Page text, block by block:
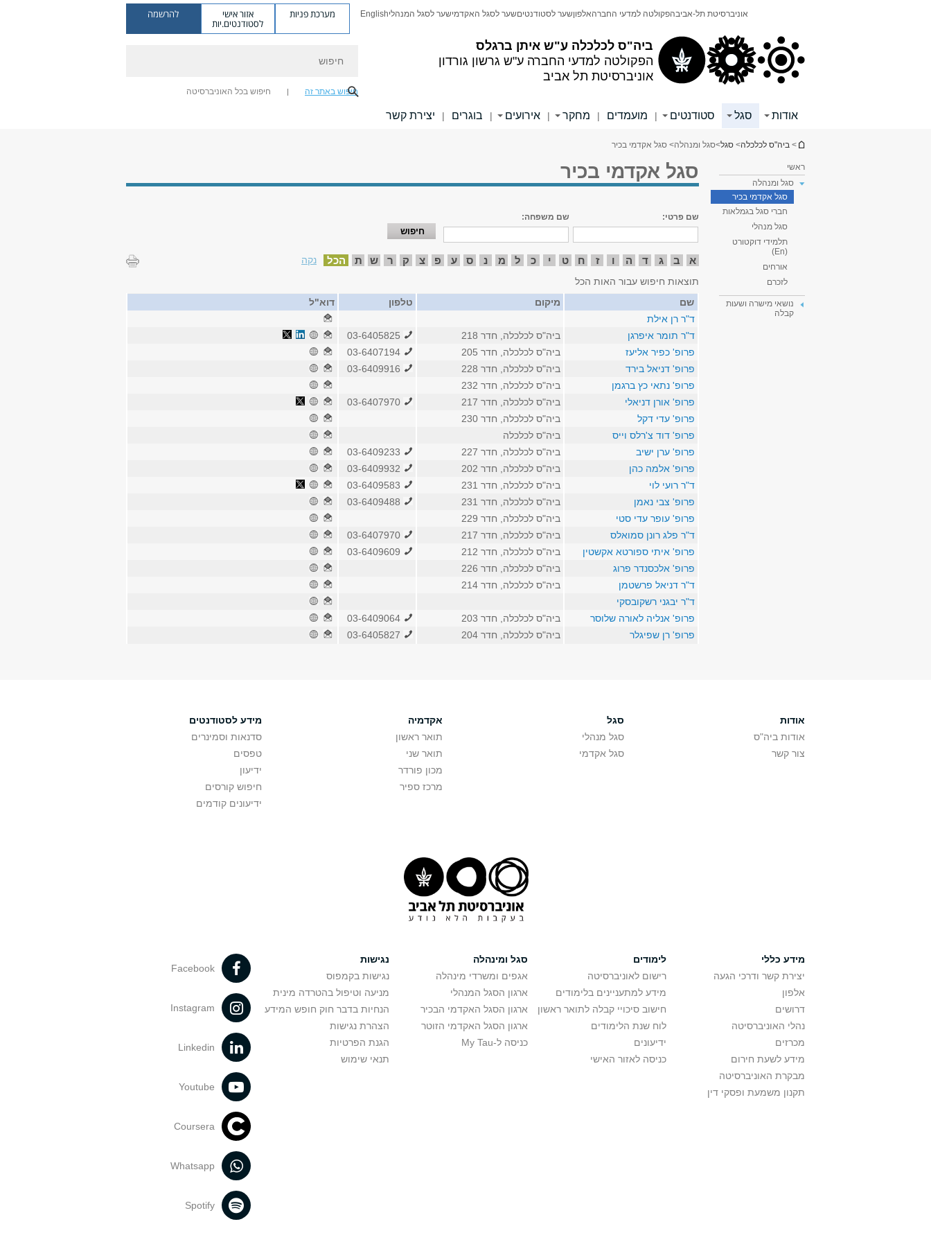
ביה"ס לכלכלה ע"ש איתן ברגלס
הפקולטה למדעי החברה ע"ש גרשון גורדון
אוניברסיטת תל אביב
אוניברסיטת תל-אביבהפקולטה למדעי החברהאלפוןשער לסטודנטיםשער לסגל האקדמישער לסגל המנהליEnglish מערכת פניות אזור אישי
לסטודנטים.יות
להרשמה
חיפוש באתר זה חיפוש בכל האוניברסיטה
אודות סגל סטודנטים | מועמדים | מחקר | אירועים | בוגרים | יצירת קשר
הינך נמצא כאן
> ביה"ס לכלכלה> סגל>סגל ומנהלה> סגל אקדמי בכיר
ראשי
סגל ומנהלה
סגל אקדמי בכיר
חברי סגל בגמלאות
סגל מנהלי
תלמידי דוקטורט
(En)
אורחים
לזכרם
נושאי מישרה ושעות
קבלה
סגל אקדמי בכיר
שם פרטי: שם משפחה:
א ב ג ד ה ו ז ח ט י כ ל מ נ ס ע פ צ ק ר ש ת הכל
נקה
תוצאות חיפוש עבור האות הכל
שם
מיקום טלפון
דוא"ל
ד"ר רן אילת
ד"ר תומר איפרגן
ביה"ס לכלכלה, חדר 218
פרופ' כפיר אליעז
ביה"ס לכלכלה, חדר 205
פרופ' דניאל בירד
ביה"ס לכלכלה, חדר 228
פרופ' נתאי כץ ברגמן
ביה"ס לכלכלה, חדר 232
פרופ' אורן דניאלי
ביה"ס לכלכלה, חדר 217
פרופ' עדי דקל
ביה"ס לכלכלה, חדר 230
פרופ' דוד צ'רלס וייס
ביה"ס לכלכלה
פרופ' ערן ישיב
ביה"ס לכלכלה, חדר 227
פרופ' אלמה כהן
ביה"ס לכלכלה, חדר 202
ד"ר רועי לוי
ביה"ס לכלכלה, חדר 231
פרופ' צבי נאמן
ביה"ס לכלכלה, חדר 231
פרופ' עופר עדי סטי
ביה"ס לכלכלה, חדר 229
ד"ר פלג רונן סמואלס
ביה"ס לכלכלה, חדר 217
פרופ' איתי ספורטא אקשטין
ביה"ס לכלכלה, חדר 212
פרופ' אלכסנדר פרוג
ביה"ס לכלכלה, חדר 226
ד"ר דניאל פרשטמן
ביה"ס לכלכלה, חדר 214
ד"ר יבגני רשקובסקי
פרופ' אנליה לאורה שלוסר
ביה"ס לכלכלה, חדר 203
פרופ' רן שפיגלר
ביה"ס לכלכלה, חדר 204
אודות
אודות ביה"ס
צור קשר
סגל
סגל מנהלי
סגל אקדמי
אקדמיה
תואר ראשון
תואר שני
מכון פורדר
מרכז ספיר
מידע לסטודנטים
סדנאות וסמינרים
טפסים
ידיעון
חיפוש קורסים
ידיעונים קודמים
מידע כללי
יצירת קשר ודרכי הגעה
אלפון
דרושים
נהלי האוניברסיטה
מכרזים
מידע לשעת חירום
מבקרת האוניברסיטה
תקנון משמעת ופסקי דין
לימודים
רישום לאוניברסיטה
מידע למתעניינים בלימודים
חישוב סיכויי קבלה לתואר ראשון
לוח שנת הלימודים
ידיעונים
כניסה לאזור האישי
סגל ומינהלה
אגפים ומשרדי מינהלה
ארגון הסגל המנהלי
ארגון הסגל האקדמי הבכיר
ארגון הסגל האקדמי הזוטר
כניסה ל-My Tau
נגישות
נגישות בקמפוס
מניעה וטיפול בהטרדה מינית
הנחיות בדבר חוק חופש המידע
הצהרת נגישות
הגנת הפרטיות
תנאי שימוש
Facebook
Instagram
Linkedin
Youtube
Coursera
Whatsapp
Spotify